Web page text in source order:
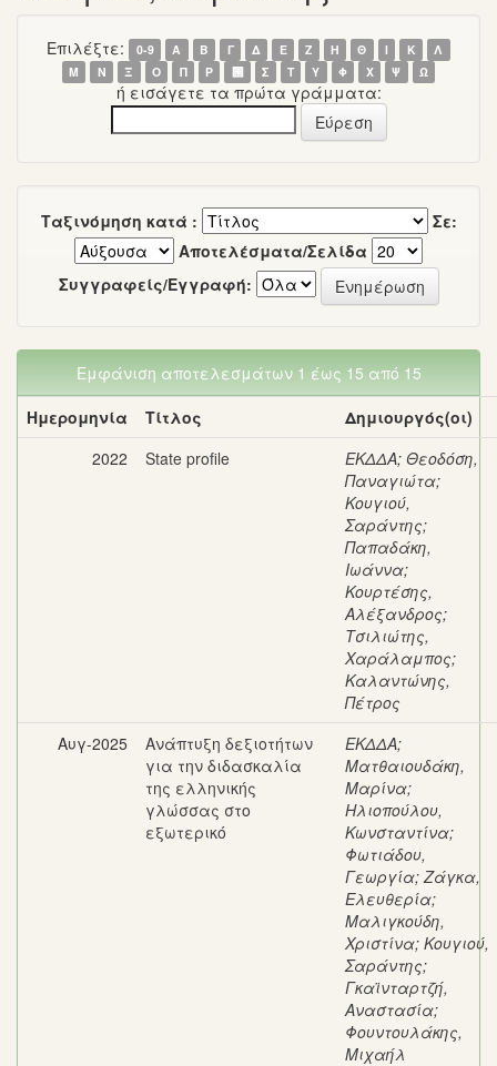
Επιλέξτε: 0-9 Α Β Γ Δ Ε Ζ Η Θ Ι Κ
Λ
Μ
Ν Ξ Ο Π Ρ ΢ Σ Τ Υ Φ Χ Ψ Ω
ή εισάγετε τα πρώτα γράμματα:
Ταξινόμηση κατά :
Σε:
Αποτελέσματα/Σελίδα
Συγγραφείς/Εγγραφή:
Εμφάνιση αποτελεσμάτων 1 έως 15 από 15
Ημερομηνία
Τίτλος
Δημιουργός(οι)
2022
State profile ΕΚΔΔΑ; Θεοδόση,
Παναγιώτα;
Κουγιού,
Σαράντης;
Παπαδάκη,
Ιωάννα;
Κουρτέσης,
Αλέξανδρος;
Τσιλιώτης,
Χαράλαμπος;
Καλαντώνης,
Πέτρος
Αυγ-2025
Ανάπτυξη δεξιοτήτων
για την διδασκαλία
της ελληνικής
γλώσσας στο
εξωτερικό
ΕΚΔΔΑ;
Ματθαιουδάκη,
Μαρίνα;
Ηλιοπούλου,
Κωνσταντίνα;
Φωτιάδου,
Γεωργία;Ζάγκα,
Ελευθερία;
Μαλιγκούδη,
Χριστίνα; Κουγιού,
Σαράντης;
Γκαϊνταρτζή,
Αναστασία;
Φουντουλάκης,
Μιχαήλ